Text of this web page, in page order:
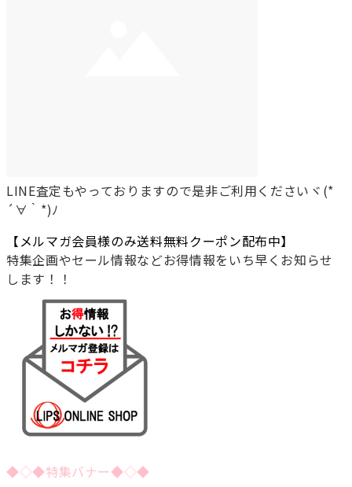
LINE査定もやっておりますので是非ご利用くださいヾ(*
´∀｀*)ﾉ
【メルマガ会員様のみ送料無料クーポン配布中】
特集企画やセール情報などお得情報をいち早くお知らせ
します！！
◆◇◆特集バナー◆◇◆